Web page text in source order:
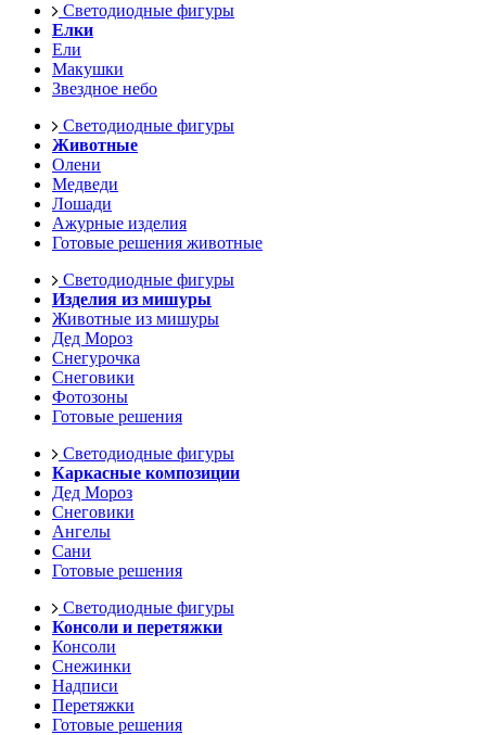
Светодиодные фигуры
Елки
Ели
Макушки
Звездное небо
Светодиодные фигуры
Животные
Олени
Медведи
Лошади
Ажурные изделия
Готовые решения животные
Светодиодные фигуры
Изделия из мишуры
Животные из мишуры
Дед Мороз
Снегурочка
Снеговики
Фотозоны
Готовые решения
Светодиодные фигуры
Каркасные композиции
Дед Мороз
Снеговики
Ангелы
Сани
Готовые решения
Светодиодные фигуры
Консоли и перетяжки
Консоли
Снежинки
Надписи
Перетяжки
Готовые решения